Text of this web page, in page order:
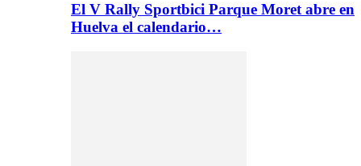
El V Rally Sportbici Parque Moret abre en
Huelva el calendario…